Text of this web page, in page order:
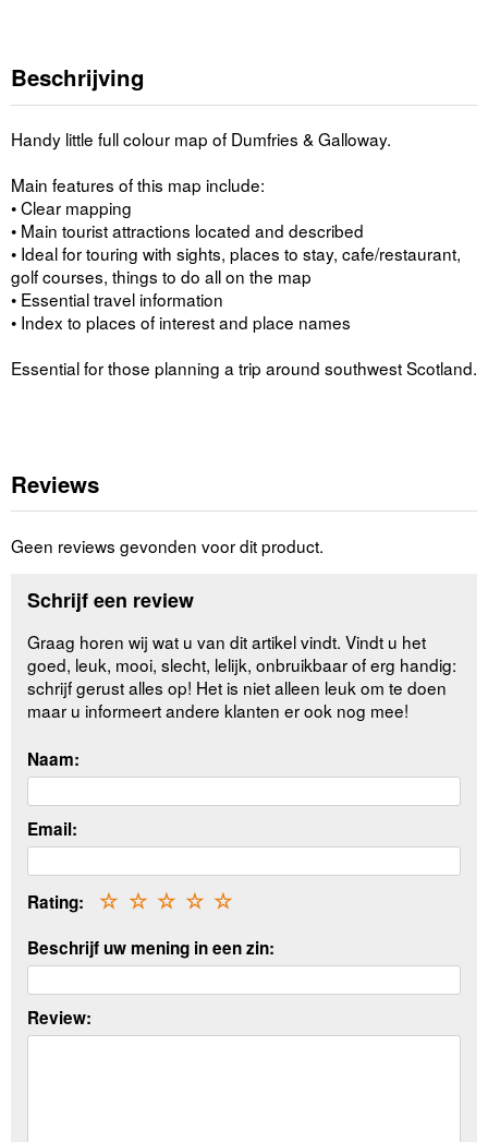
Beschrijving
Handy little full colour map of Dumfries & Galloway.
Main features of this map include:
• Clear mapping
• Main tourist attractions located and described
• Ideal for touring with sights, places to stay, cafe/restaurant,
golf courses, things to do all on the map
• Essential travel information
• Index to places of interest and place names
Essential for those planning a trip around southwest Scotland.
Reviews
Geen reviews gevonden voor dit product.
Schrijf een review
Graag horen wij wat u van dit artikel vindt. Vindt u het
goed, leuk, mooi, slecht, lelijk, onbruikbaar of erg handig:
schrijf gerust alles op! Het is niet alleen leuk om te doen
maar u informeert andere klanten er ook nog mee!
Naam:
Email:
Rating: ☆
☆
☆
☆
☆
Beschrijf uw mening in een zin:
Review: